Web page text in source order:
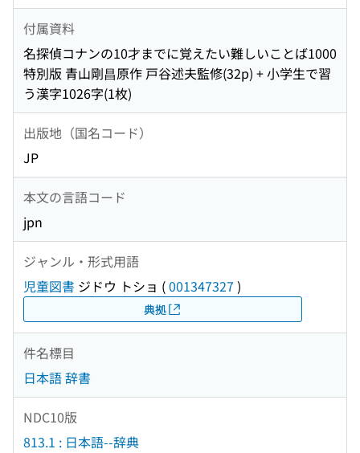
付属資料
名探偵コナンの10才までに覚えたい難しいことば1000
特別版 青山剛昌原作 戸谷述夫監修(32p) + 小学生で習
う漢字1026字(1枚)
出版地（国名コード）
JP
本文の言語コード
jpn
ジャンル・形式用語
児童図書 ジドウ トショ (001347327 )
典拠
件名標目
日本語 辞書
NDC10版
813.1 : 日本語--辞典